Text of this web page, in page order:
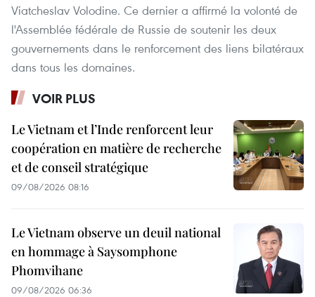
Viatcheslav Volodine. Ce dernier a affirmé la volonté de
l'Assemblée fédérale de Russie de soutenir les deux
gouvernements dans le renforcement des liens bilatéraux
dans tous les domaines.
VOIR PLUS
Le Vietnam et l’Inde renforcent leur
coopération en matière de recherche
et de conseil stratégique
09/08/2026 08:16
Le Vietnam observe un deuil national
en hommage à Saysomphone
Phomvihane
09/08/2026 06:36